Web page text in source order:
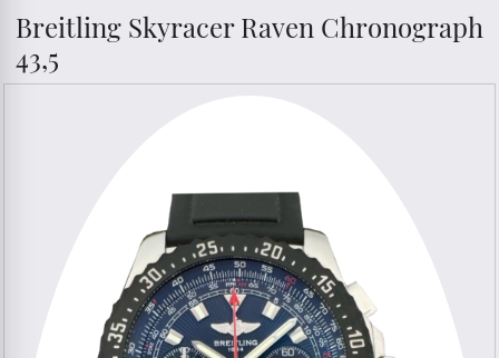
Breitling Skyracer Raven Chronograph
43,5